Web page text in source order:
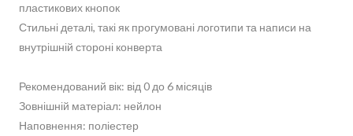
пластикових кнопок
Стильні деталі, такі як прогумовані логотипи та написи на
внутрішній стороні конверта
Рекомендований вік: від 0 до 6 місяців
Зовнішній матеріал: нейлон
Наповнення: поліестер